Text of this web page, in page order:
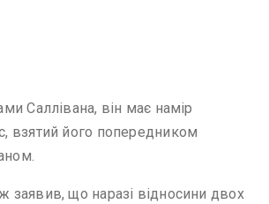
Саллівана, він має намір
взятий його попередником
заявив, що наразі відносини двох